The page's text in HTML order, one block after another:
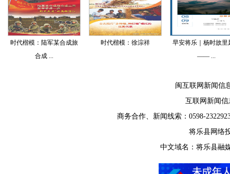
时代楷模：陆军某合成旅
合成 ...
时代楷模：徐淙祥
早安将乐｜杨时故里
—— ...
闽互联网新闻信
互联网新闻信
商务合作、新闻线索：0598-
将乐县网络
中文域名：将乐县融